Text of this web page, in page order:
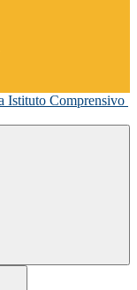
Istituto Comprensivo